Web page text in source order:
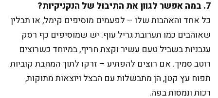
7. במה אפשר לגוון את התיבול של הנקניקיות?
כל אחד והאהבות שלו – לפעמים מוסיפים קימל, או תבלין
שאוהבים כמו תערובת גריל עוף. יש שמוסיפים כף רסק
עגבניות בשביל טעם עשיר וקצת חריף, במיוחד כשרוצים
רוטב סמיך. אם רוצים להפתיע – זרקו לתוך המחבת קוביות
תפוח עץ קטן, הן מתבשלות עם הבצל ויוצאות מתוקות,
רכות ונמסות בפה.